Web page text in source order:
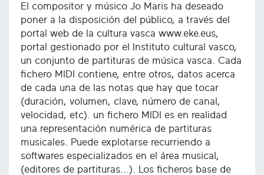
El compositor y músico Jo Maris ha deseado
poner a la disposición del público, a través del
portal web de la cultura vasca www.eke.eus,
portal gestionado por el Instituto cultural vasco,
un conjunto de partituras de música vasca. Cada
fichero MIDI contiene, entre otros, datos acerca
de cada una de las notas que hay que tocar
(duración, volumen, clave, número de canal,
velocidad, etc). un fichero MIDI es en realidad
una representación numérica de partituras
musicales. Puede explotarse recurriendo a
softwares especializados en el área musical,
(editores de partituras...). Los ficheros base de